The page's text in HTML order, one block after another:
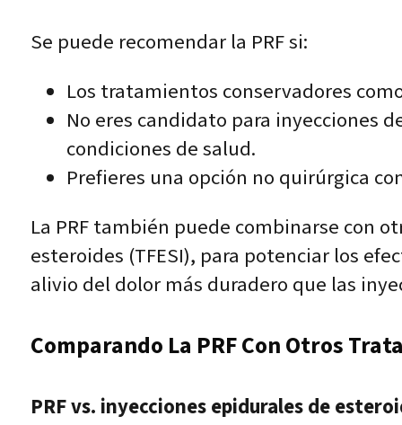
Se puede recomendar la PRF si:
Los tratamientos conservadores
No eres candidato para inyecciones
condiciones de salud.
Prefieres una opción no quirúrgica
La PRF también puede combinarse con
esteroides (TFESI), para potenciar los
alivio del dolor más duradero que las
Comparando La PRF Con Otros
PRF vs. inyecciones epidurales de